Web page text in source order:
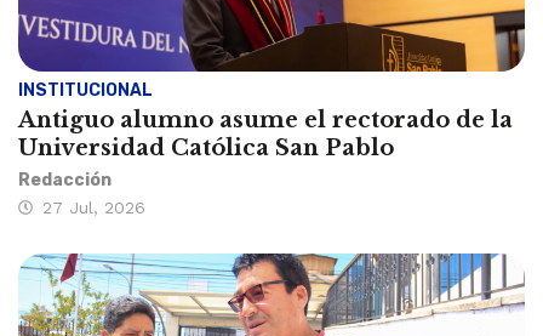
INSTITUCIONAL
Antiguo alumno asume el rectorado de la
Universidad Católica San Pablo
Redacción
27 Jul, 2026